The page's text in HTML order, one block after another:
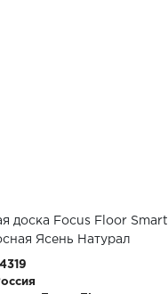
доска Focus Floor Smart
Ясень Натурал
4319